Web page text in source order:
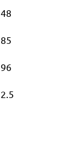
48
85
96
2.5